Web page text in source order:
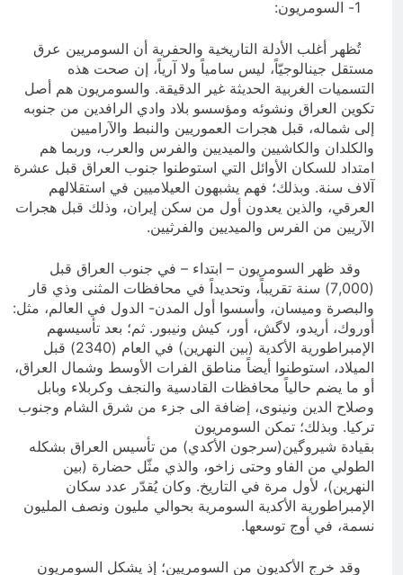
تُظهر أغلب الأدلة التاريخية والحفرية أن السومريين عرق
مستقل جينالوجيّاً، ليس سامياً ولا آرياً، إن صحت هذه
التسميات الغربية الحديثة غير الدقيقة. والسومريون هم أصل
تكوين العراق ونشوئه ومؤسسو بلاد وادي الرافدين من جنوبه
إلى شماله، قبل هجرات العموريين والنبط والآراميين
والكلدان والكاشيين والميديين والفرس والعرب، وربما هم
امتداد للسكان الأوائل التي استوطنوا جنوب العراق قبل عشرة
آلاف سنة. وبذلك؛ فهم يشبهون العيلاميين في استقلالهم
العرقي، والذين يعدون أول من سكن إيران، وذلك قبل هجرات
الآريين من الفرس والميديين والفرثيين.
وقد ظهر السومريون – ابتداء – في جنوب العراق قبل
(7,000) سنة تقريباً، وتحديداً في محافظات المثنى وذي قار
والبصرة وميسان، وأسسوا أول المدن- الدول في العالم، مثل:
أوروك، أريدو، لاگش، أور، كيش ونيبور. ثم؛ بعد تأسيسهم
الإمبراطورية الأكدية (بين النهرين) في العام (2340) قبل
الميلاد، استوطنوا أيضاً مناطق الفرات الأوسط وشمال العراق،
أو ما يضم حالياً محافظات القادسية والنجف وكربلاء وبابل
وصلاح الدين ونينوى، إضافة الى جزء من شرق الشام وجنوب
تركيا. وبذلك؛ تمكن السومريون
بقيادة شيروگين(سرجون الأكدي) من تأسيس العراق بشكله
الطولي من الفاو وحتى زاخو، والذي مثّل حضارة (بين
النهرين)، لأول مرة في التاريخ. وكان يُقدّر عدد سكان
الإمبراطورية الأكدية السومرية بحوالي مليون ونصف المليون
نسمة، في أوج توسعها.
وقد خرج الأكديون من السومريين؛ إذ يشكل السومريون